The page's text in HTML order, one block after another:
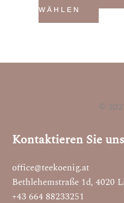
WÄHLEN
auf.
Die
©
Kontaktieren Sie
office@teekoenig.at
Bethlehemstraße 1d, 4020
+43 664 88233251